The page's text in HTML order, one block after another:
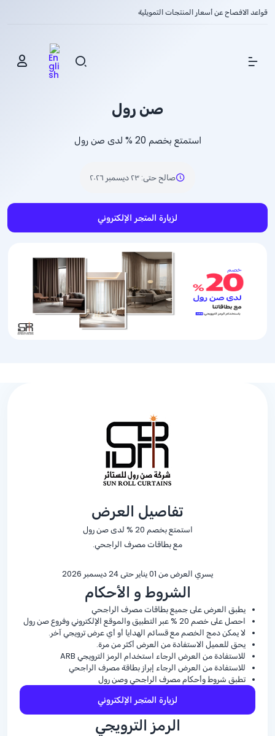
قواعد الافصاح عن أسعار المنتجات التمويلية
Show Menu
صن رول
استمتع بخصم % 20 لدى صن رول
صالح حتى: ٢٣ ديسمبر ٢٠٢٦
لزيارة المتجر الإلكتروني
تفاصيل العرض
استمتع بخصم % 20 لدى صن رول
مع بطاقات مصرف الراجحي.
يسري العرض من 01 يناير حتى 24 ديسمبر 2026
الشروط و الأحكام
يطبق العرض على جميع بطاقات مصرف الراجحي
احصل على خصم % 20 عبر التطبيق والموقع الإلكتروني وفروع صن رول
لا يمكن دمج الخصم مع قسائم الهدايا أو أي عرض ترويجي آخر.
يحق للعميل الاستفادة من العرض أكثر من مرة.
للاستفادة من العرض الرجاء استخدام الرمز الترويجي ARB
للاستفادة من العرض الرجاء إبراز بطاقة مصرف الراجحي
تطبق شروط وأحكام مصرف الراجحي وصن رول
لزيارة المتجر الإلكتروني
الرمز الترويجي